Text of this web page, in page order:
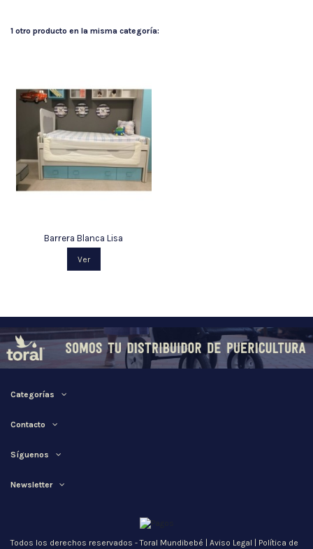
1 otro producto en la misma categoría:
Barrera Blanca Lisa
Ver
Categorías
Contacto
Síguenos
Newsletter
Todos los derechos reservados - Toral Mundibebé | Aviso Legal
Política de